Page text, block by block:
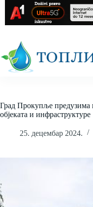
content
Град Прокупље предузима
објеката и инфраструктуре
25. децембар 2024.